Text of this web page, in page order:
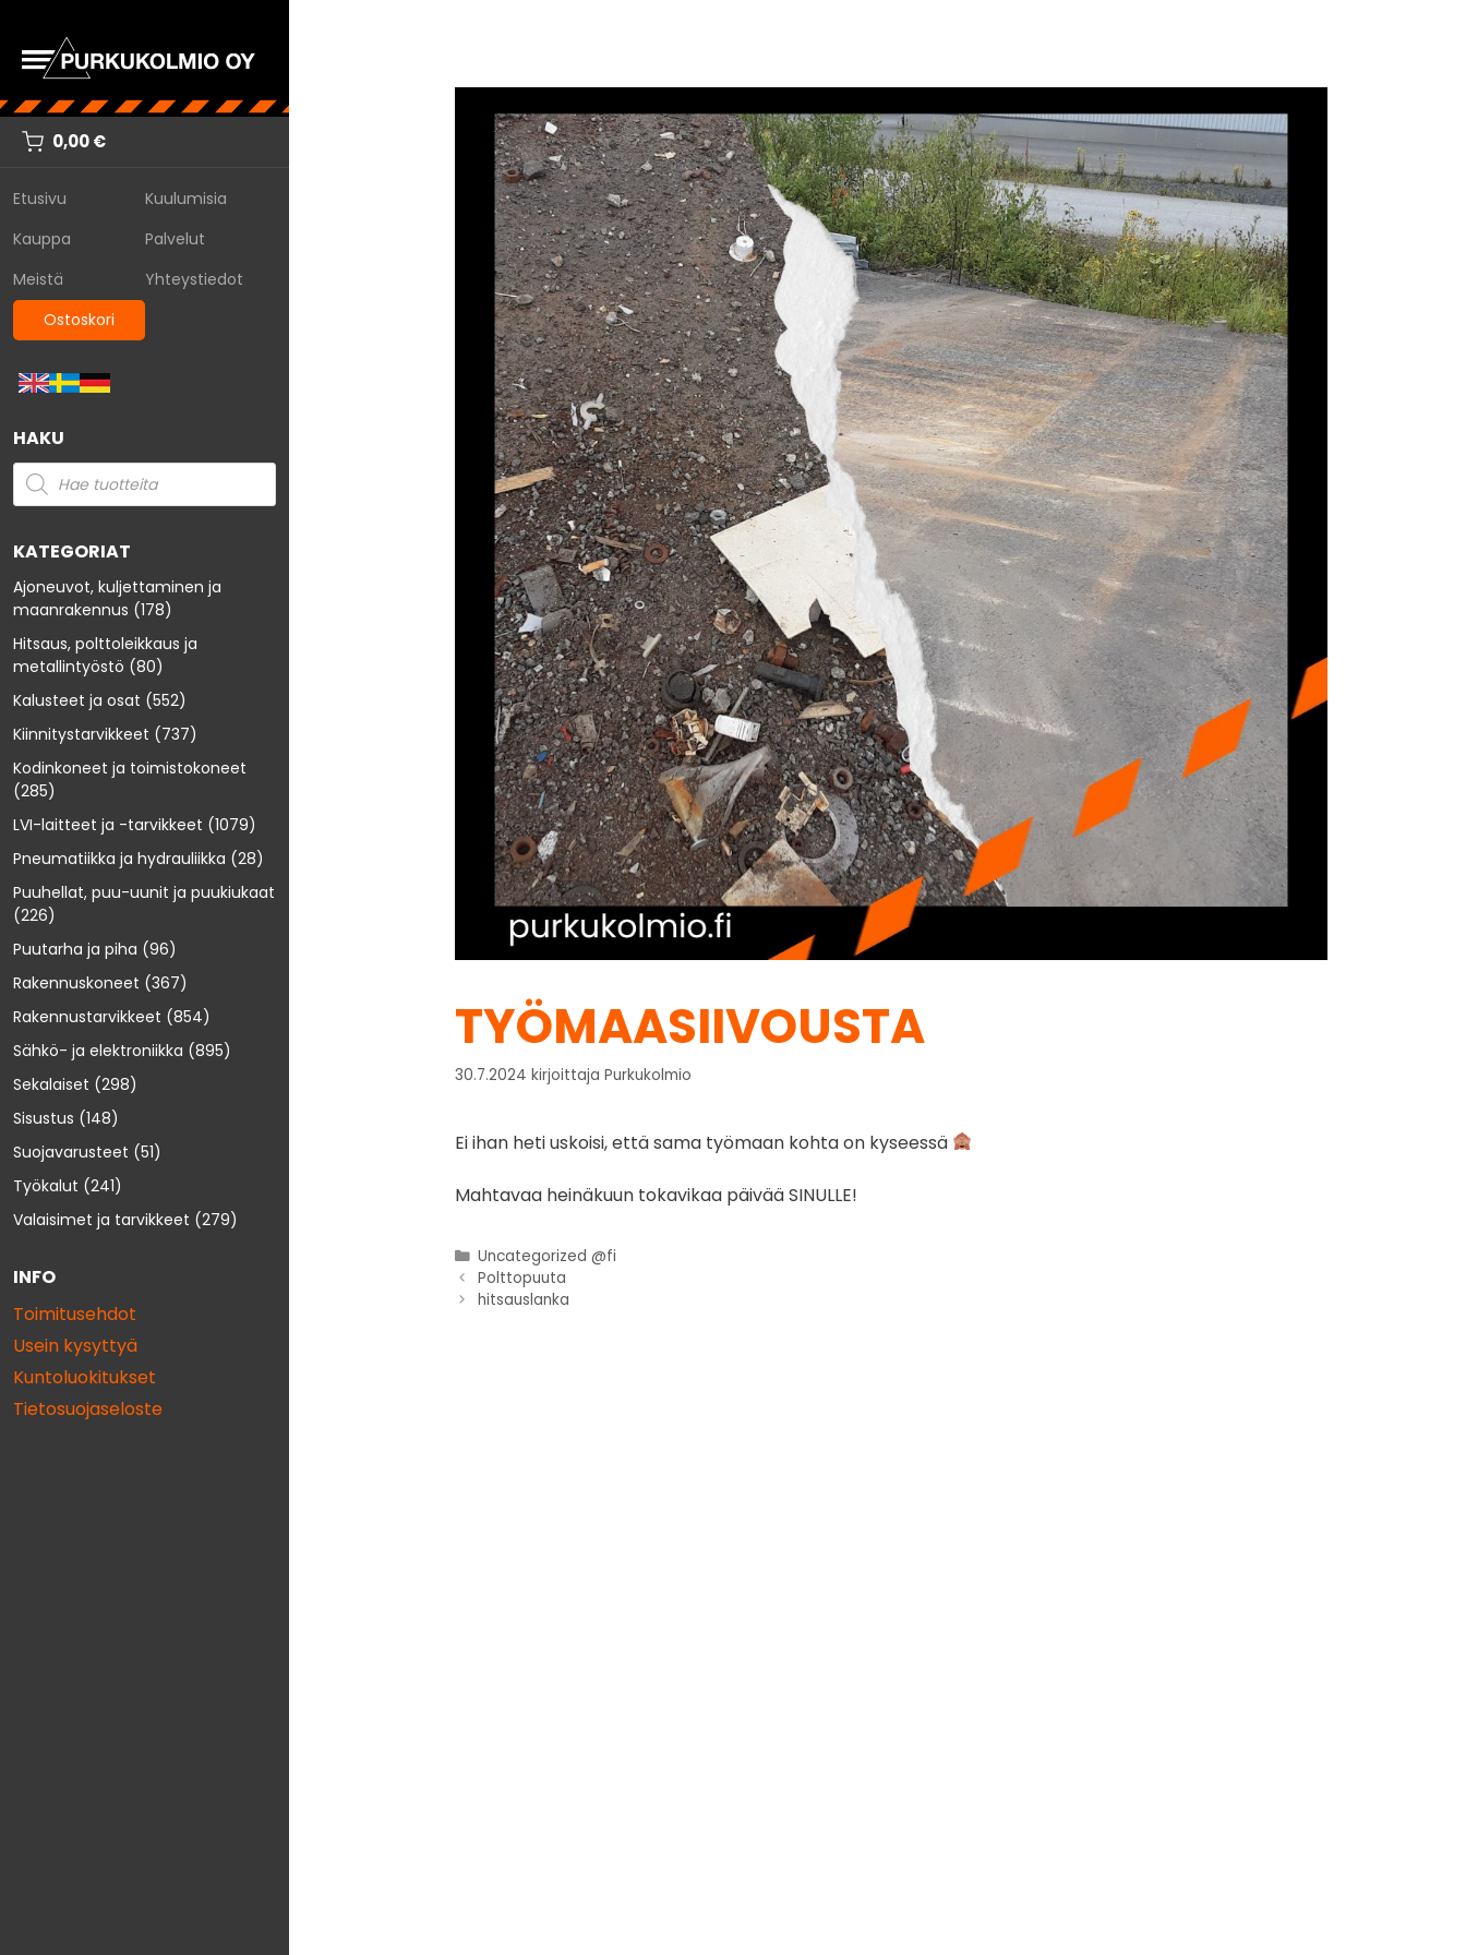
0,00€
Etusivu
Kuulumisia
Kauppa
Palvelut
Meistä
Yhteystiedot
Ostoskori
HAKU
KATEGORIAT
Ajoneuvot, kuljettaminen ja
maanrakennus (178)
Hitsaus, polttoleikkaus ja
metallintyöstö (80)
Kalusteet ja osat (552)
Kiinnitystarvikkeet (737)
Kodinkoneet ja toimistokoneet
(285)
LVI-laitteet ja -tarvikkeet (1079)
Pneumatiikka ja hydrauliikka (28)
Puuhellat, puu-uunit ja puukiukaat
(226)
Puutarha ja piha (96)
Rakennuskoneet (367)
Rakennustarvikkeet (854)
Sähkö- ja elektroniikka (895)
Sekalaiset (298)
Sisustus (148)
Suojavarusteet (51)
Työkalut (241)
Valaisimet ja tarvikkeet (279)
INFO
Toimitusehdot
Usein kysyttyä
Kuntoluokitukset
Tietosuojaseloste
TYÖMAASIIVOUSTA
30.7.2024 kirjoittaja Purkukolmio
Ei ihan heti uskoisi, että sama työmaan kohta on kyseessä
Mahtavaa heinäkuun tokavikaa päivää SINULLE!
Uncategorized @fi
Polttopuuta
hitsauslanka